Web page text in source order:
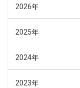
2026年
2025年
2024年
2023年